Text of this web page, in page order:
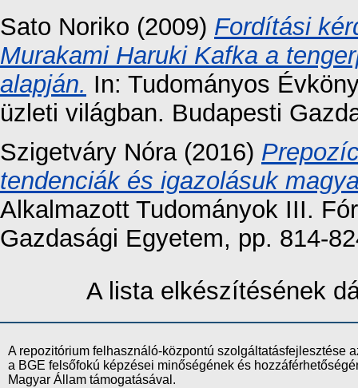
Sato Noriko (2009) Fordítási
Murakami Haruki Kafka a
alapján. In: Tudományos
üzleti világban. Budapesti
Szigetváry Nóra(2016)
tendenciák és igazolásuk
Alkalmazott Tudományok III.
Gazdasági Egyetem, pp. 814-
A lista elkészítésének
A repozitórium felhasználó-központú szolgáltatásfejlesztése
a BGE felsőfokú képzései minőségének és
Magyar Állam támogatásával.